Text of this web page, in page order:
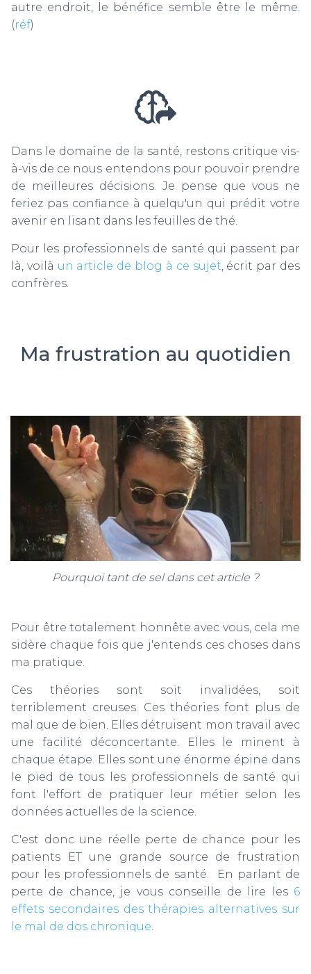
autre endroit, le bénéfice semble être le même.
(réf)
Dans le domaine de la santé, restons critique vis-
à-vis de ce nous entendons pour pouvoir prendre
de meilleures décisions. Je pense que vous ne
feriez pas confiance à quelqu'un qui prédit votre
avenir en lisant dans les feuilles de thé.
Pour les professionnels de santé qui passent par
là, voilà un article de blog à ce sujet, écrit par des
confrères.
Ma frustration au quotidien
Pourquoi tant de sel dans cet article ?
Pour être totalement honnête avec vous, cela me
sidère chaque fois que j'entends ces choses dans
ma pratique.
Ces théories sont soit invalidées, soit
terriblement creuses. Ces théories font plus de
mal que de bien. Elles détruisent mon travail avec
une facilité déconcertante. Elles le minent à
chaque étape. Elles sont une énorme épine dans
le pied de tous les professionnels de santé qui
font l'effort de pratiquer leur métier selon les
données actuelles de la science.
C'est donc une réelle perte de chance pour les
patients ET une grande source de frustration
pour les professionnels de santé. En parlant de
perte de chance, je vous conseille de lire les 6
effets secondaires des thérapies alternatives sur
le mal de dos chronique.